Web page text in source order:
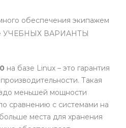
обеспечения экипажем
УЧЕБНЫХ ВАРИАНТЫ
на базе Linux – это гарантия
Такая
меньшей мощности
сравнению с системами на
места для хранения